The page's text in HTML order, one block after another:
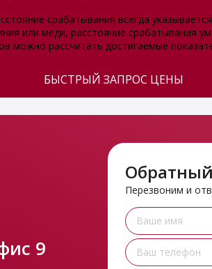
срабатывания всегда
или меди, расстояние срабатывания
можно рассчитать достигаемые
БЫСТРЫЙ ЗАПРОС ЦЕНЫ
9
Перезвоним и